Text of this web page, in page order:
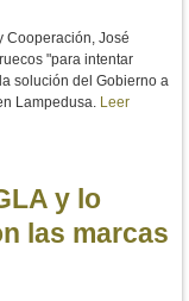
Cooperación, José
"para intentar
solución del Gobierno a
Lampedusa. Leer
y lo
las marcas